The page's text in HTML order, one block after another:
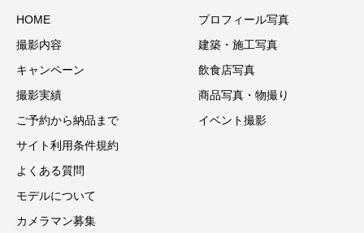
HOME
撮影内容
キャンペーン
撮影実績
ご予約から納品まで
サイト利用条件規約
よくある質問
モデルについて
カメラマン募集
プロフィール写真
建築・施工写真
飲食店写真
商品写真・物撮り
イベント撮影